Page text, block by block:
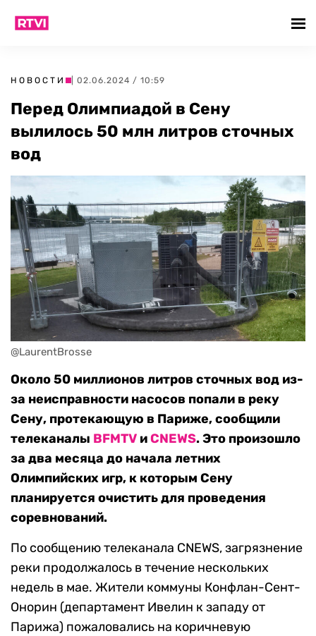
НОВОСТИ | 02.06.2024 / 10:59
Перед Олимпиадой в Сену
вылилось 50 млн литров сточных
вод
@LaurentBrosse
Около 50 миллионов литров сточных вод из-
за неисправности насосов попали в реку
Сену, протекающую в Париже, сообщили
телеканалы BFMTV иCNEWS. Это произошло
за два месяца до начала летних
Олимпийских игр, к которым Сену
планируется очистить для проведения
соревнований.
По сообщению телеканала CNEWS, загрязнение
реки продолжалось в течение нескольких
недель в мае. Жители коммуны Конфлан-Сент-
Онорин (департамент Ивелин к западу от
Парижа) пожаловались на коричневую